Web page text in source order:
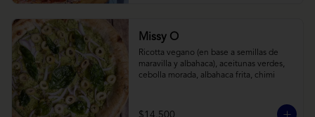
Missy O
Ricotta vegano (en base a semillas de
maravilla y albahaca), aceitunas verdes,
cebolla morada, albahaca frita, chimi
$14.500